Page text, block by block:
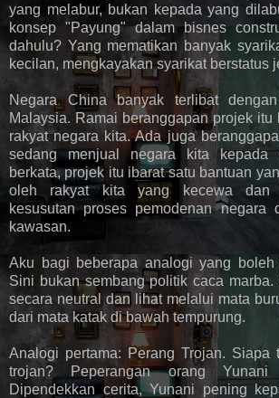
yang melabur, bukan kepada yang
konsep "Payung" dalam bisnes
dahulu? Yang mematikan banyak
kecilan, mengkayakan syarikat berstatus
Negara China banyak terlibat
Malaysia. Ramai beranggapan projek itu
rakyat negara kita. Ada juga
sedang menjual negara kita kepada
berkata, projek itu ibarat satu bantuan
oleh rakyat kita yang kecewa dan
kesusutan proses pemodenan negara
kawasan.
Aku bagi beberapa analogi yang
Sini bukan sembang politik caca marba.
secara neutral dan lihat melalui mata
dari mata katak di bawah tempurung.
Analogi pertama: Perang Trojan. Siapa
trojan? Peperangan orang Yunani
Dipendekkan cerita, Yunani pening